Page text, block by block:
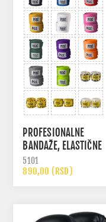
PROFESIONALNE
BANDAŽE, ELASTIČNE
5101
890,00 (RSD)